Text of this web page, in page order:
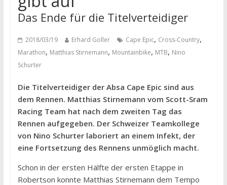
Das Ende für die Titelverteidiger
2018/03/19 Erhard Goller Cape Epic, Cross-Country,
Marathon, Matthias Stirnemann, Mountainbike, MTB, Nino
Schurter
Die Titelverteidiger der Absa Cape Epic sind aus
dem Rennen. Matthias Stirnemann vom Scott-Sram
Racing Team hat nach dem zweiten Tag das
Rennen aufgegeben. Der Schweizer Teamkollege
von Nino Schurter laboriert an einem Infekt, der
eine Fortsetzung des Rennens unmöglich macht.
Schon in der ersten Hälfte der ersten Etappe in
Robertson konnte Matthias Stirnemann dem Tempo